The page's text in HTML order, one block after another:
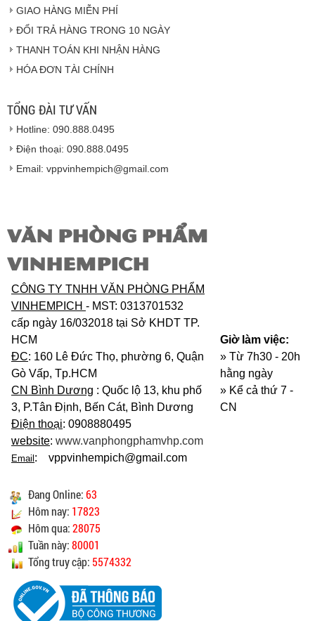
Hàng hóa được giao cho quý khách là hàng mới
100% nguyên đai nguyên kiện.
Vinhempich
độ bảo hành sản phẩm đối với nhà sản xuất hoặc
nhà nhập khẩu nếu sản phẩm bị lỗi hoặc hỏng hóc
GIAO HÀNG MIỄN PHÍ
ĐỔI TRẢ HÀNG TRONG 10 NGÀY
THANH TOÁN KHI NHẬN HÀNG
HÓA ĐƠN TÀI CHÍNH
TỔNG ĐÀI TƯ VẤN
Hotline: 090.888.0495
Điện thoại: 090.888.0495
Email: vppvinhempich@gmail.com
VĂN PHÒNG PHẨM
VINHEMPICH
CÔNG TY TNHH VĂN PHÒNG PHẨM
VINHEMPICH - MST: 0313701532
cấp ngày 16/032018 tại Sở KHDT TP.
HCM
ĐC: 160 Lê Đức Thọ, phường 6, Quận
Gò Vấp, Tp.HCM
CN Bình Dương : Quốc lộ 13, khu phố
3, P.Tân Định, Bến Cát, Bình Dương
Điện thoại: 0908880495
website: www.vanphongphamvhp.com
Email: vppvinhempich@gmail.com
Giờ làm việc:
» Từ 7h30 - 20h
hằng ngày
» Kể cả thứ 7 -
CN
Đang Online:63
Hôm nay: 17823
Hôm qua:28075
Tuần này:80001
Tổng truy cập: 5574332